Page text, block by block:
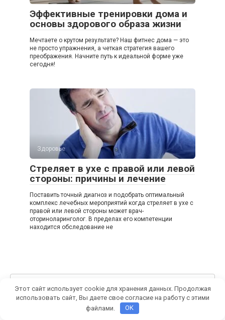
Эффективные тренировки дома и
основы здорового образа жизни
Мечтаете о крутом результате? Наш фитнес дома — это
не просто упражнения, а четкая стратегия вашего
преображения. Начните путь к идеальной форме уже
сегодня!
Здоровье
Стреляет в ухе с правой или левой
стороны: причины и лечение
Поставить точный диагноз и подобрать оптимальный
комплекс лечебных мероприятий когда стреляет в ухе с
правой или левой стороны может врач-
оториноларинголог. В пределах его компетенции
находится обследование не
Поиск:
Этот сайт использует cookie для хранения данных. Продолжая
использовать сайт, Вы даете свое согласие на работу с этими
файлами.
OK